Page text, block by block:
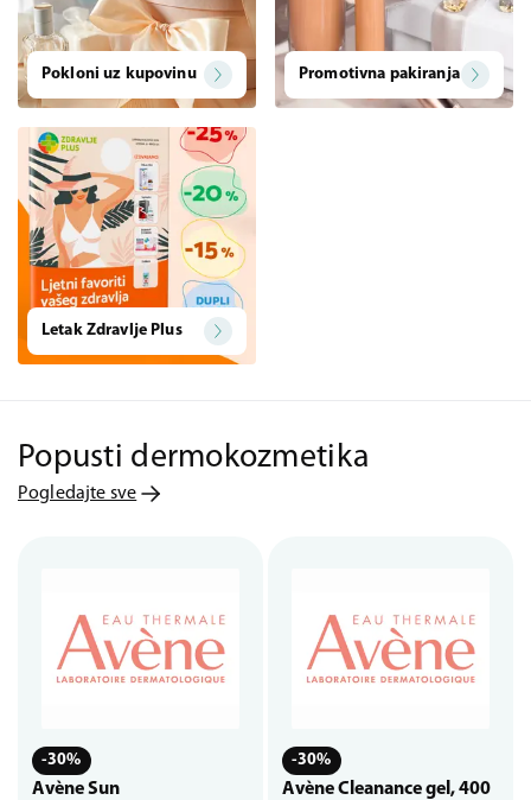
Pokloni uz kupovinu Promotivna pakiranja
Letak Zdravlje Plus
Popusti dermokozmetika
Pogledajte sve
-30%
Avène Sun
-30%
Avène Cleanance gel, 400